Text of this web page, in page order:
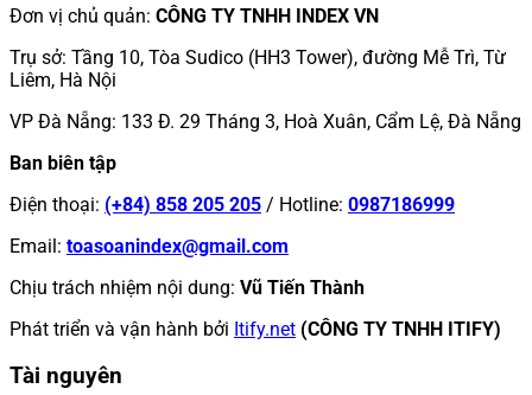
Đơn vị chủ quản: CÔNG TY TNHH INDEX VN
Trụ sở: Tầng 10, Tòa Sudico (HH3 Tower), đường Mễ Trì, Từ
Liêm, Hà Nội
VP Đà Nẵng: 133 Đ. 29 Tháng 3, Hoà Xuân, Cẩm Lệ, Đà Nẵng
Ban biên tập
Điện thoại: (+84) 858 205 205 / Hotline: 0987186999
Email: toasoanindex@gmail.com
Chịu trách nhiệm nội dung: Vũ Tiến Thành
Phát triển và vận hành bởi Itify.net (CÔNG TY TNHH ITIFY)
Tài nguyên